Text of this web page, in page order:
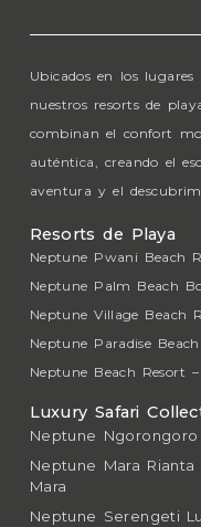
Ubicados en los
nuestros resorts de
combinan el confort
auténtica, creando el
aventura y el
Resorts de Playa
Neptune Pwani Beach
Neptune Palm Beach
Neptune Village Beach
Neptune Paradise
Neptune Beach Resort
Luxury Safari
Neptune
Neptune Mara
Mara
Neptune Serengeti